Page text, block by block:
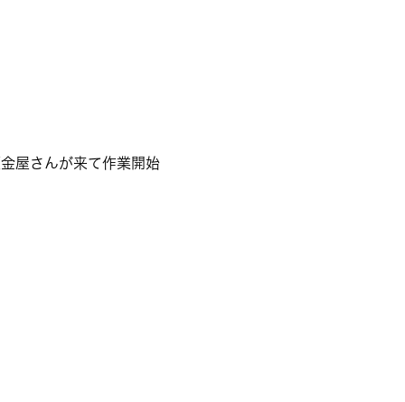
屋さんが来て作業開始